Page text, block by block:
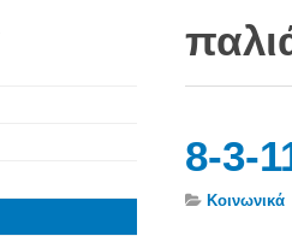
8-3-
Κοινωνικά